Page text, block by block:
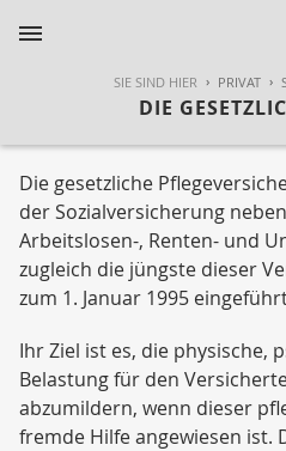
SIE SIND HIER PRIVAT
DIE
Die gesetzliche
der Sozialversicherung
Arbeitslosen-, Renten- und
zugleich die jüngste dieser
zum 1. Januar 1995
Ihr Ziel ist es, die physische,
Belastung für den
abzumildern, wenn dieser
fremde Hilfe angewiesen ist.